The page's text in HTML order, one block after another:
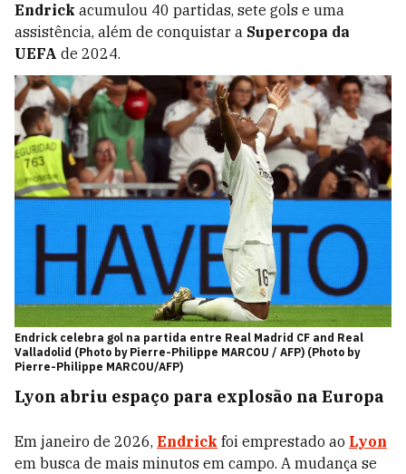
Endrick acumulou 40 partidas, sete gols e uma
assistência, além de conquistar a Supercopa da
UEFA de 2024.
Endrick celebra gol na partida entre Real Madrid CF and Real
Valladolid (Photo by Pierre-Philippe MARCOU / AFP) (Photo by
Pierre-Philippe MARCOU/AFP)
Lyon abriu espaço para explosão na Europa
Em janeiro de 2026, Endrick foi emprestado ao Lyon
em busca de mais minutos em campo. A mudança se